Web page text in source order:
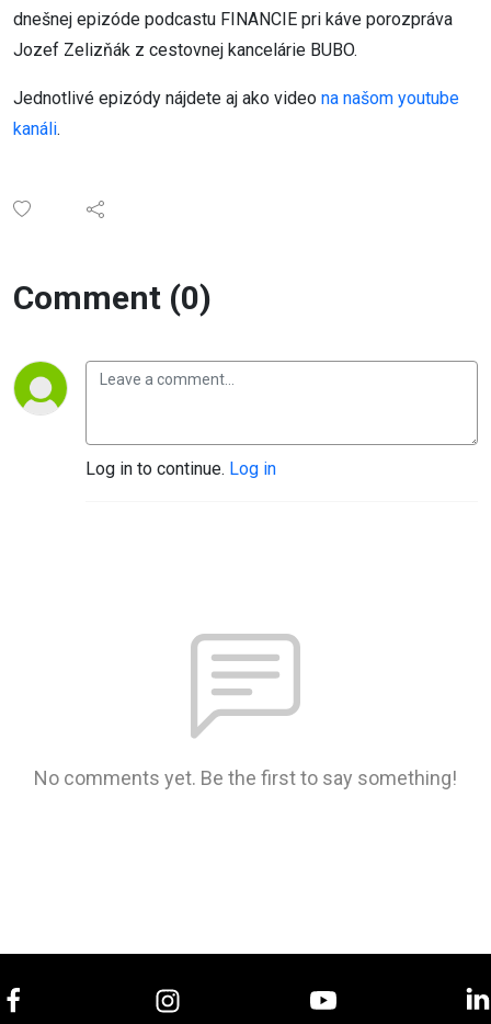
dnešnej epizóde podcastu FINANCIE pri káve porozpráva
Jozef Zelizňák z cestovnej kancelárie BUBO.
Jednotlivé epizódy nájdete aj ako video na našom youtube
kanáli.
Comment (0)
Log in to continue. Log in
No comments yet. Be the first to say something!